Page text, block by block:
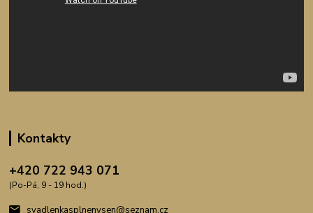
Kontakty
+420 722 943 071
(Po-Pá, 9 - 19 hod.)
svadlenkasplnenysen@seznam.cz